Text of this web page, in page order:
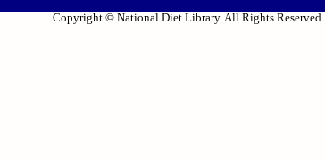
Copyright © National Diet Library. All Rights Reserved.